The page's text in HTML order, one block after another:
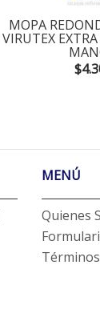
MOPA
VIRUTEX
MENÚ
Quienes